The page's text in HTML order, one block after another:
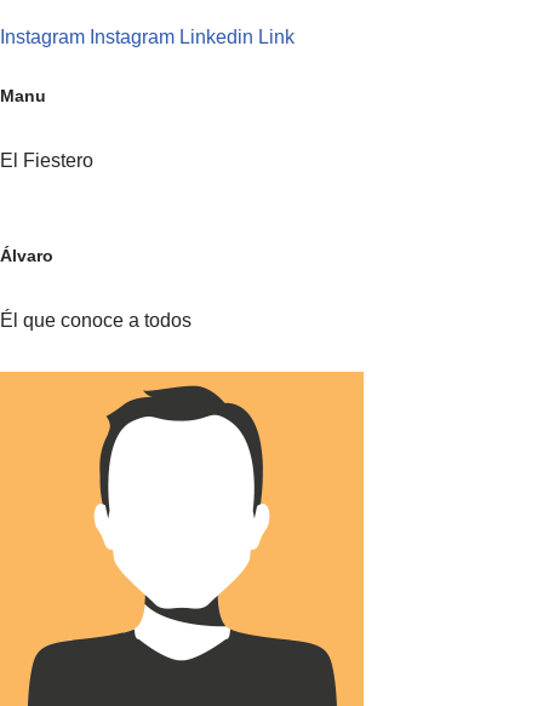
Instagram Instagram Linkedin Link
Manu
El Fiestero
Álvaro
Él que conoce a todos